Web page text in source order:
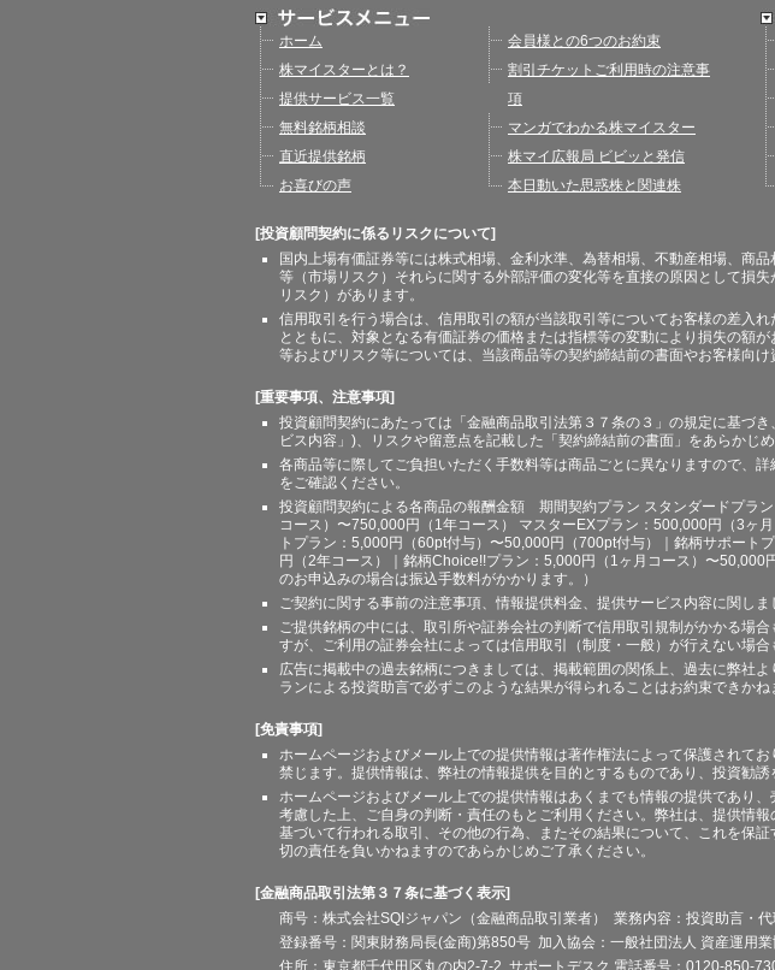
ホーム
株マイスターとは？
提供サービス一覧
無料銘柄相談
直近提供銘柄
お喜びの声
会員様との6つのお約束
割引チケットご利用時の注意事
項
マンガでわかる株マイスター
株マイ広報局 ビビッと発信
本日動いた思惑株と関連株
[投資顧問契約に係るリスクについて]
国内上場有価証券等には株式相場、金利水準、為替相場、不動産相場、商
等（市場リスク）それらに関する外部評価の変化等を直接の原因として損
リスク）があります。
信用取引を行う場合は、信用取引の額が当該取引等についてお客様の差入
とともに、対象となる有価証券の価格または指標等の変動により損失の額
等およびリスク等については、当該商品等の契約締結前の書面やお客様向け
[重要事項、注意事項]
投資顧問契約にあたっては「金融商品取引法第３７条の３」の規定に基づ
ビス内容」)、リスクや留意点を記載した「契約締結前の書面」をあらかじ
各商品等に際してご負担いただく手数料等は商品ごとに異なりますので、
をご確認ください。
投資顧問契約による各商品の報酬金額 期間契約プラン スタンダードプラ
コース）〜750,000円（1年コース） マスターEXプラン：500,000円（3ヶ
トプラン：5,000円（60pt付与）〜50,000円（700pt付与）｜銘柄サポー
円（2年コース）｜銘柄Choice!!プラン：5,000円（1ヶ月コース）〜
のお申込みの場合は振込手数料がかかります。）
ご契約に関する事前の注意事項、情報提供料金、提供サービス内容に関し
ご提供銘柄の中には、取引所や証券会社の判断で信用取引規制がかかる場
すが、ご利用の証券会社によっては信用取引（制度・一般）が行えない場
広告に掲載中の過去銘柄につきましては、掲載範囲の関係上、過去に弊社
ランによる投資助言で必ずこのような結果が得られることはお約束できか
[免責事項]
ホームページおよびメール上での提供情報は著作権法によって保護されて
禁じます。提供情報は、弊社の情報提供を目的とするものであり、投資勧誘
ホームページおよびメール上での提供情報はあくまでも情報の提供であり
考慮した上、ご自身の判断・責任のもとご利用ください。弊社は、提供情
基づいて行われる取引、その他の行為、またその結果について、これを保
切の責任を負いかねますのであらかじめご了承ください。
[金融商品取引法第３７条に基づく表示]
商号：株式会社SQIジャパン（金融商品取引業者） 業務内容：投資助言・代
登録番号：関東財務局長(金商)第850号 加入協会：一般社団法人 資産運用
住所：東京都千代田区丸の内2-7-2 サポートデスク 電話番号：0120-850-